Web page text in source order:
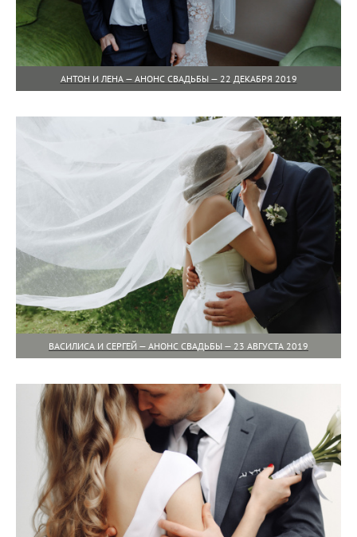
АНТОН И ЛЕНА — АНОНС СВАДЬБЫ — 22 ДЕКАБРЯ 2019
ВАСИЛИСА И СЕРГЕЙ — АНОНС СВАДЬБЫ — 23 АВГУСТА 2019